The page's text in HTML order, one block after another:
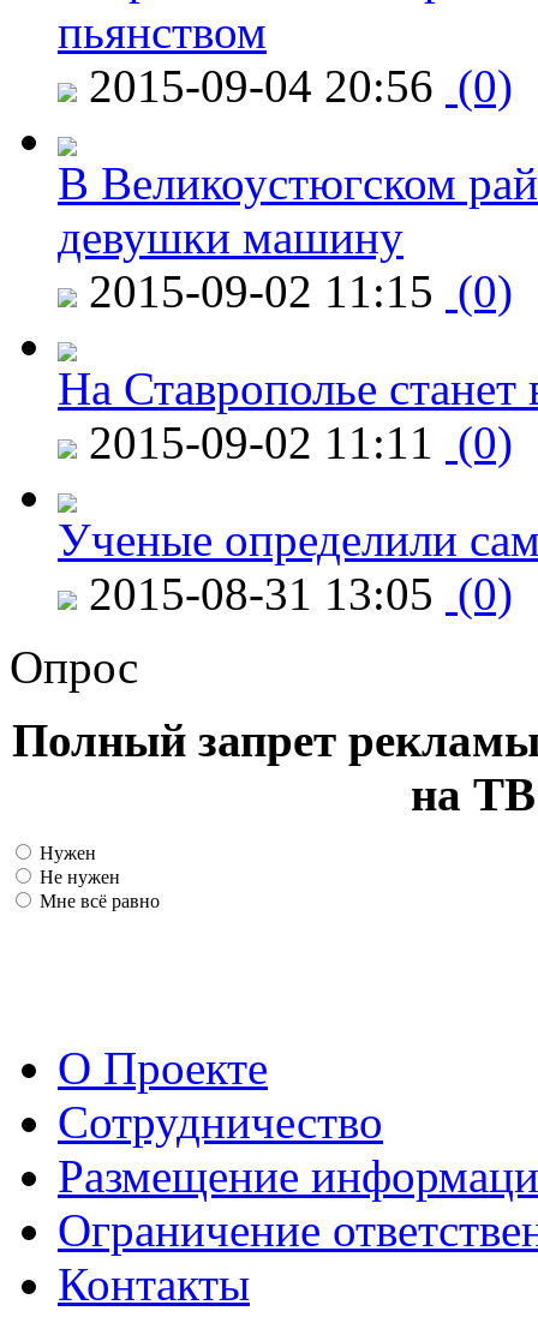
пьянством
2015-09-04 20:56 (0)
В Великоустюгском
девушки машину
2015-09-02 11:15 (0)
На Ставрополье
2015-09-02 11:11 (0)
Ученые определили
2015-08-31 13:05 (0)
Опрос
Полный запрет
на ТВ
Нужен
Не нужен
Мне всё равно
О Проекте
Сотрудничество
Размещение
Ограничение
Контакты